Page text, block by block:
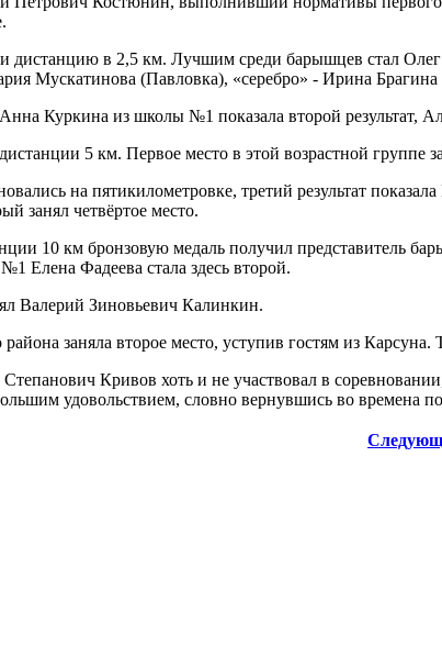
дистанцию в 2,5 км. Лучшим среди барышцев стал
Мускатинова (Павловка), «серебро» - Ирина
Куркина из школы №1 показала второй результат,
5 км. Первое место в этой возрастной группе
на пятикилометровке, третий результат
занял четвёртое место.
10 км бронзовую медаль получил
Елена Фадеева стала здесь второй.
Валерий Зиновьевич Калинкин.
заняла второе место, уступив гостям из
Кривов хоть и не участвовал в
удовольствием, словно вернувшись во времена